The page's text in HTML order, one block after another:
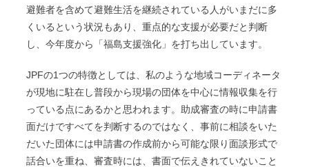
避難者を含めて避難生活を継続されている人がいまだに多
くいるという状況もあり、重点的な支援が必要だと判断
し、今年度から「福島支援強化」を打ち出しています。
JPFの1つの特徴としては、私のような地域コーディネータ
が現地に駐在し普段から現場の団体を中心に情報収集を行
っている点にあるかと思われます。助成審査の時に申請書
面だけですべてを判断するのではなく、事前に相談をいた
だいた団体には申請書の作成前から可能な限り面談形式で
話合いを重ね、審査時には、書面で伝えきれていないこと